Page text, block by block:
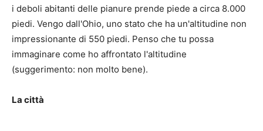
i deboli abitanti delle pianure prende piede a circa 8.000
piedi. Vengo dall'Ohio, uno stato che ha un'altitudine non
impressionante di 550 piedi. Penso che tu possa
immaginare come ho affrontato l'altitudine
(suggerimento: non molto bene).
La città